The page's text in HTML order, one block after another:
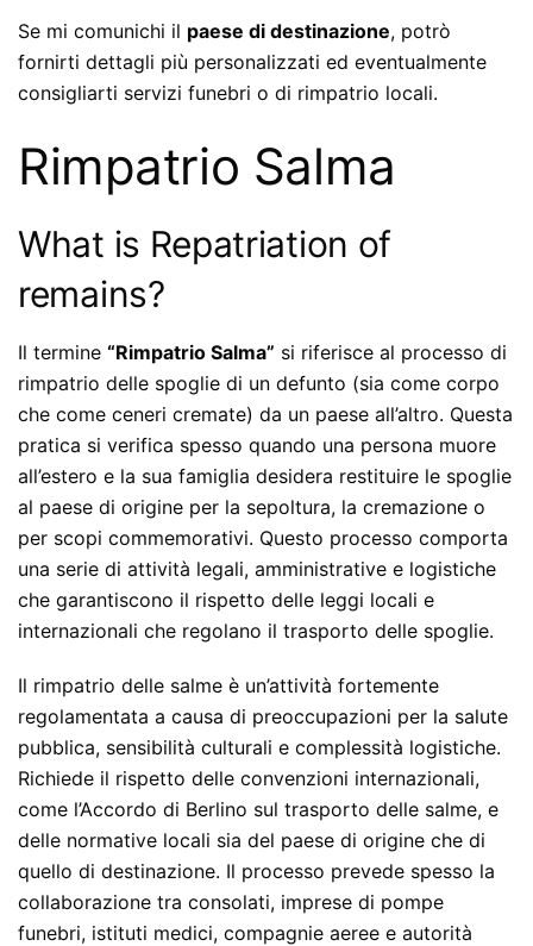
Se mi comunichi il paese di destinazione, potrò
fornirti dettagli più personalizzati ed eventualmente
consigliarti servizi funebri o di rimpatrio locali.
Rimpatrio Salma
What is Repatriation of
remains?
Il termine “Rimpatrio Salma” si riferisce al processo di
rimpatrio delle spoglie di un defunto (sia come corpo
che come ceneri cremate) da un paese all’altro. Questa
pratica si verifica spesso quando una persona muore
all’estero e la sua famiglia desidera restituire le spoglie
al paese di origine per la sepoltura, la cremazione o
per scopi commemorativi. Questo processo comporta
una serie di attività legali, amministrative e logistiche
che garantiscono il rispetto delle leggi locali e
internazionali che regolano il trasporto delle spoglie.
Il rimpatrio delle salme è un’attività fortemente
regolamentata a causa di preoccupazioni per la salute
pubblica, sensibilità culturali e complessità logistiche.
Richiede il rispetto delle convenzioni internazionali,
come l’Accordo di Berlino sul trasporto delle salme, e
delle normative locali sia del paese di origine che di
quello di destinazione. Il processo prevede spesso la
collaborazione tra consolati, imprese di pompe
funebri, istituti medici, compagnie aeree e autorità